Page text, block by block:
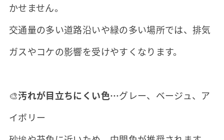
かせません。
交通量の多い道路沿いや緑の多い場所では、排気
ガスやコケの影響を受けやすくなります。
🎨汚れが目立ちにくい色…グレー、ベージュ、ア
イボリー